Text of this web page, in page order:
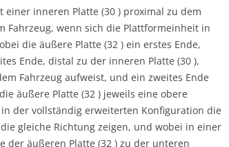
inneren Platte (30 ) proximal zu dem
Fahrzeug, wenn sich die Plattformeinheit in
die äußere Platte (32 ) ein erstes Ende,
Ende, distal zu der inneren Platte (30 ),
Fahrzeug aufweist, und ein zweites Ende
äußere Platte (32 ) jeweils eine obere
der vollständig erweiterten Konfiguration die
gleiche Richtung zeigen, und wobei in einer
der äußeren Platte (32 ) zu der unteren